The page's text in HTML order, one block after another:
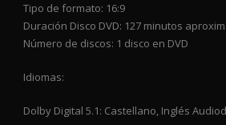
Tipo de formato: 16:9
Duración Disco DVD: 127 minutos
Número de discos: 1 disco en DVD
Idiomas:
Dolby Digital 5.1: Castellano, Inglés